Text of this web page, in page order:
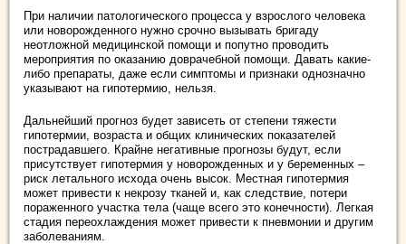
При наличии патологического процесса у взрослого человека
или новорожденного нужно срочно вызывать бригаду
неотложной медицинской помощи и попутно проводить
мероприятия по оказанию доврачебной помощи. Давать какие-
либо препараты, даже если симптомы и признаки однозначно
указывают на гипотермию, нельзя.
Дальнейший прогноз будет зависеть от степени тяжести
гипотермии, возраста и общих клинических показателей
пострадавшего. Крайне негативные прогнозы будут, если
присутствует гипотермия у новорожденных и у беременных –
риск летального исхода очень высок. Местная гипотермия
может привести к некрозу тканей и, как следствие, потери
пораженного участка тела (чаще всего это конечности). Легкая
стадия переохлаждения может привести к пневмонии и другим
заболеваниям.